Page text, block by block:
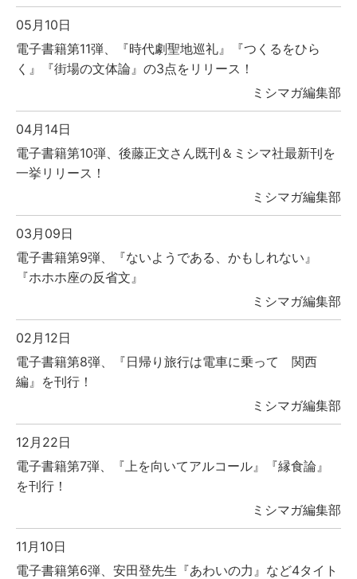
05月10日
電子書籍第11弾、『時代劇聖地巡礼』『つくるをひら
く』『街場の文体論』の3点をリリース！
ミシマガ編集部
04月14日
電子書籍第10弾、後藤正文さん既刊＆ミシマ社最新刊を
一挙リリース！
ミシマガ編集部
03月09日
電子書籍第9弾、『ないようである、かもしれない』
『ホホホ座の反省文』
ミシマガ編集部
02月12日
電子書籍第8弾、『日帰り旅行は電車に乗って 関西
編』を刊行！
ミシマガ編集部
12月22日
電子書籍第7弾、『上を向いてアルコール』『縁食論』
を刊行！
ミシマガ編集部
11月10日
電子書籍第6弾、安田登先生『あわいの力』など4タイト